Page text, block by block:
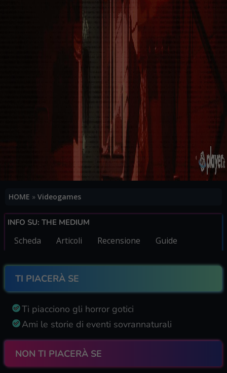
HOME » Videogames
INFO SU: THE MEDIUM
Scheda Articoli Recensione Guide
TI PIACERÀ SE
Ti piacciono gli horror gotici
Ami le storie di eventi sovrannaturali
NON TI PIACERÀ SE